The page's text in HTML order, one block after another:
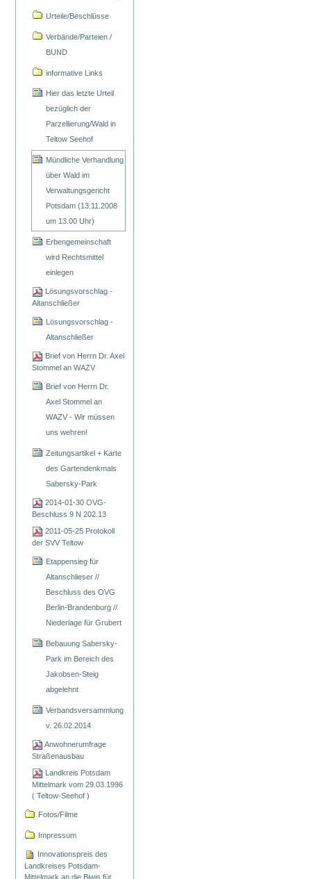
Urteile/Beschlüsse
Verbände/Parteien /
BUND
informative Links
Hier das letzte Urteil
bezüglich der
Parzellierung/Wald in
Teltow Seehof
Mündliche Verhandlung
über Wald im
Verwaltungsgericht
Potsdam (13.11.2008
um 13.00 Uhr)
Erbengemeinschaft
wird Rechtsmittel
einlegen
Lösungsvorschlag -
Altanschließer
Lösungsvorschlag -
Altanschließer
Brief von Herrn Dr. Axel
Stommel an WAZV
Brief von Herrn Dr.
Axel Stommel an
WAZV - Wir müssen
uns wehren!
Zeitungsartikel + Karte
des Gartendenkmals
Sabersky-Park
2014-01-30 OVG-
Beschluss 9 N 202.13
2011-05-25 Protokoll
der SVV Teltow
Etappensieg für
Altanschlieser //
Beschluss des OVG
Berlin-Brandenburg //
Niederlage für Grubert
Bebauung Sabersky-
Park im Bereich des
Jakobsen-Steig
abgelehnt
Verbandsversammlung
v. 26.02.2014
Anwohnerumfrage
Straßenausbau
Landkreis Potsdam
Mittelmark vom 29.03.1996
( Teltow-Seehof )
Fotos/Filme
Impressum
Innovationspreis des
Landkreises Potsdam-
Mittelmark an die Biwis für